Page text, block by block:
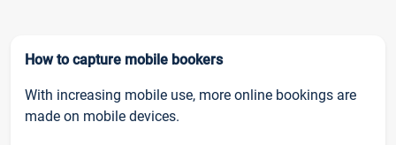
How to capture mobile bookers
With increasing mobile use, more online bookings are
made on mobile devices.